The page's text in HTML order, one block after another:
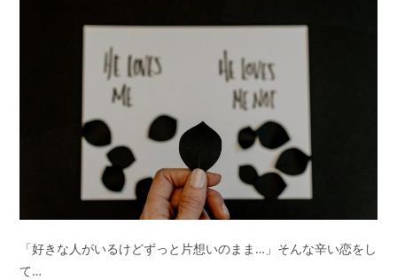
年
月
日
で
う
2
人
愛
「好きな人がいるけどずっと片想いのまま…」そんな辛い恋をし
て…